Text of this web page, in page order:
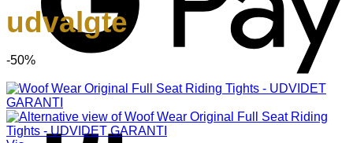
udvalgte
-50%